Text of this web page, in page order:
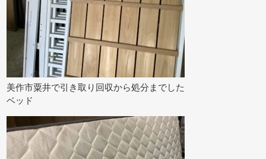
美作市粟井で引き取り回収から処分までした
ベッド